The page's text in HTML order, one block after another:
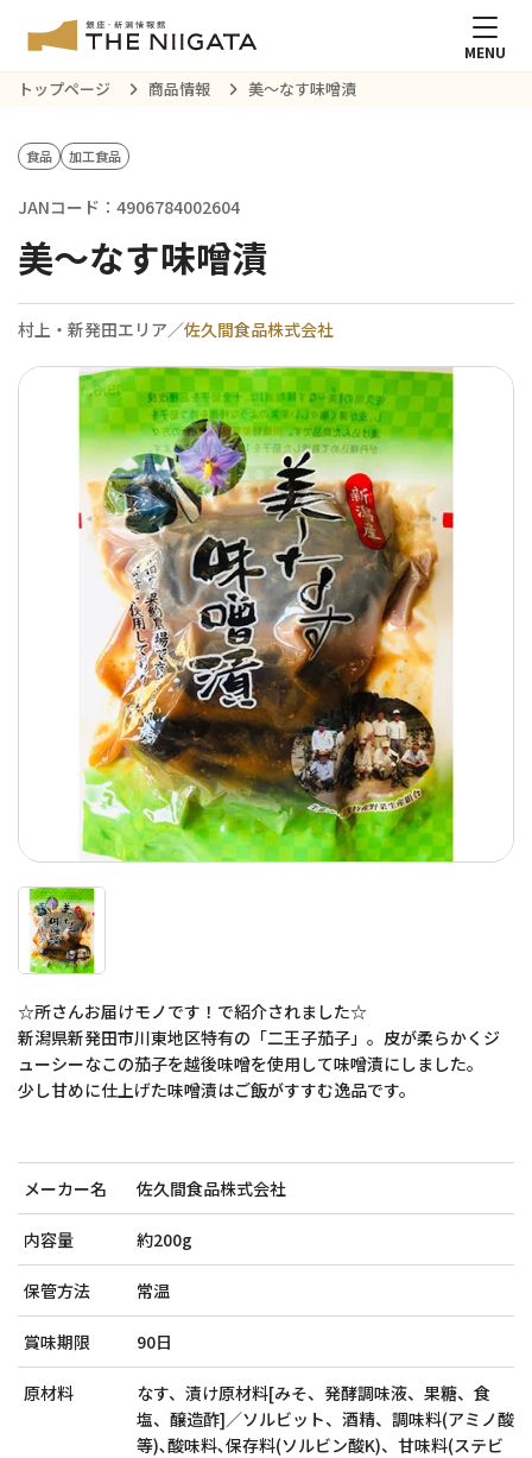
MENU
トップページ 商品情報 美～なす味噌漬
食品 加工食品
JANコード：4906784002604
美～なす味噌漬
村上・新発田エリア／佐久間食品株式会社
☆所さんお届けモノです！で紹介されました☆
新潟県新発田市川東地区特有の「二王子茄子」。皮が柔らかくジ
ューシーなこの茄子を越後味噌を使用して味噌漬にしました。
少し甘めに仕上げた味噌漬はご飯がすすむ逸品です。
メーカー名 佐久間食品株式会社
内容量 約200g
保管方法 常温
賞味期限 90日
原材料
なす、漬け原材料[みそ、発酵調味液、果糖、食
塩、醸造酢]／ソルビット、酒精、調味料(アミノ酸
等)､酸味料､保存料(ソルビン酸K)、甘味料(ステビ